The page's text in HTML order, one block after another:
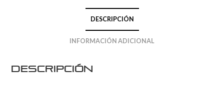
DESCRIPCIÓN
INFORMACIÓN ADICIONAL
Descripción